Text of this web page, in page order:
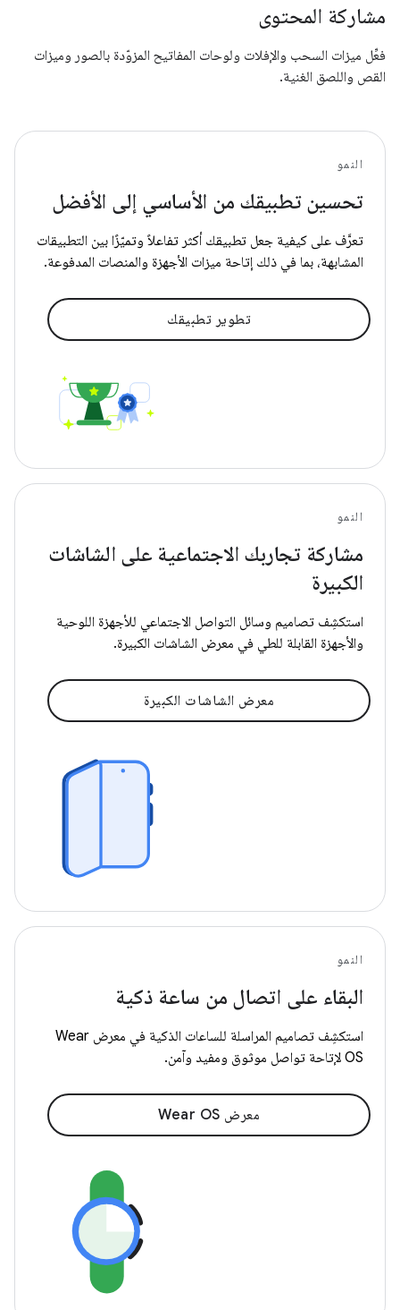
مشاركة المحتوى
فعِّل ميزات السحب والإفلات ولوحات المفاتيح المزوّدة بالصور وميزات
القص واللصق الغنية.
النمو
تحسين تطبيقك من الأساسي إلى الأفضل
تعرَّف على كيفية جعل تطبيقك أكثر تفاعلاً وتميّزًا بين التطبيقات
المشابهة، بما في ذلك إتاحة ميزات الأجهزة والمنصات المدفوعة.
تطوير تطبيقك
النمو
مشاركة تجاربك الاجتماعية على الشاشات
الكبيرة
استكشِف تصاميم وسائل التواصل الاجتماعي للأجهزة اللوحية
والأجهزة القابلة للطي في معرض الشاشات الكبيرة.
معرض الشاشات الكبيرة
النمو
البقاء على اتصال من ساعة ذكية
استكشِف تصاميم المراسلة للساعات الذكية في معرض Wear
OS لإتاحة تواصل موثوق ومفيد وآمن.
معرض Wear OS